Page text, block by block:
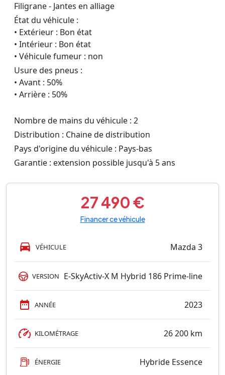
Filigrane - Jantes en alliage
État du véhicule :
• Extérieur : Bon état
• Intérieur : Bon état
• Véhicule fumeur : non
Usure des pneus :
• Avant : 50%
• Arrière : 50%
Nombre de mains du véhicule : 2
Distribution : Chaine de distribution
Pays d'origine du véhicule : Pays-bas
Garantie : extension possible jusqu'à 5 ans
27 490 €
Financer ce véhicule
VÉHICULE Mazda 3
VERSION E-SkyActiv-X M Hybrid 186 Prime-line
ANNÉE 2023
KILOMÉTRAGE 26 200 km
ÉNERGIE Hybride Essence